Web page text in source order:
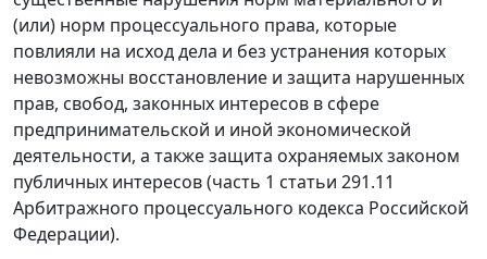
(или) норм процессуального права, которые
повлияли на исход дела и без устранения которых
невозможны восстановление и защита нарушенных
прав, свобод, законных интересов в сфере
предпринимательской и иной экономической
деятельности, а также защита охраняемых законом
публичных интересов (часть 1 статьи 291.11
Арбитражного процессуального кодекса Российской
Федерации).